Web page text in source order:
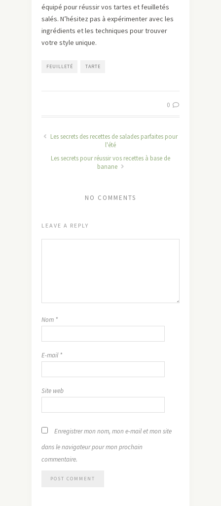
équipé pour réussir vos tartes et feuilletés
salés. N’hésitez pas à expérimenter avec les
ingrédients et les techniques pour trouver
votre style unique.
FEUILLETÉ TARTE
0
Les secrets des recettes de salades parfaites pour
l'été
Les secrets pour réussir vos recettes à base de
banane
NO COMMENTS
LEAVE A REPLY
Nom *
E-mail *
Site web
Enregistrer mon nom, mon e-mail et mon site
dans le navigateur pour mon prochain
commentaire.